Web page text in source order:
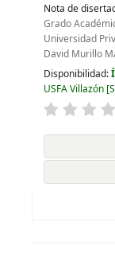
Nota de
Grado
Universidad
David Murillo
Disponibilidad:
USFA Villazón